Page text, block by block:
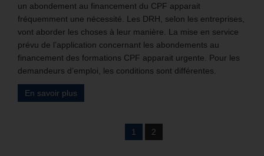
un abondement au financement du CPF apparait
fréquemment une nécessité. Les DRH, selon les entreprises,
vont aborder les choses à leur manière. La mise en service
prévu de l’application concernant les abondements au
financement des formations CPF apparait urgente. Pour les
demandeurs d’emploi, les conditions sont différentes.
En savoir plus
1 2